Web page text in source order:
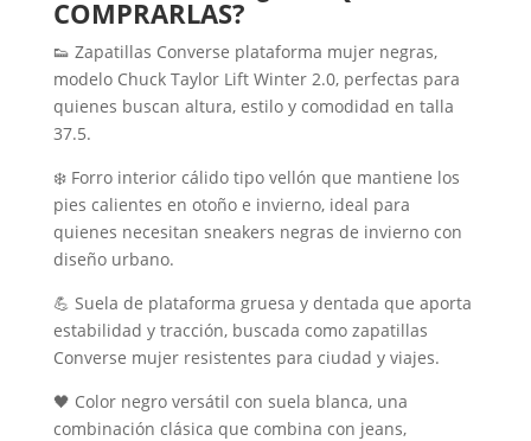
COMPRARLAS?
👟 Zapatillas Converse plataforma mujer negras,
modelo Chuck Taylor Lift Winter 2.0, perfectas para
quienes buscan altura, estilo y comodidad en talla
37.5.
❄️ Forro interior cálido tipo vellón que mantiene los
pies calientes en otoño e invierno, ideal para
quienes necesitan sneakers negras de invierno con
diseño urbano.
💪 Suela de plataforma gruesa y dentada que aporta
estabilidad y tracción, buscada como zapatillas
Converse mujer resistentes para ciudad y viajes.
🖤 Color negro versátil con suela blanca, una
combinación clásica que combina con jeans,